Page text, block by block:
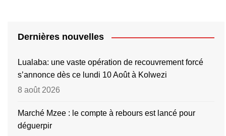
Dernières nouvelles
Lualaba: une vaste opération de recouvrement forcé
s’annonce dès ce lundi 10 Août à Kolwezi
8 août 2026
Marché Mzee : le compte à rebours est lancé pour
déguerpir